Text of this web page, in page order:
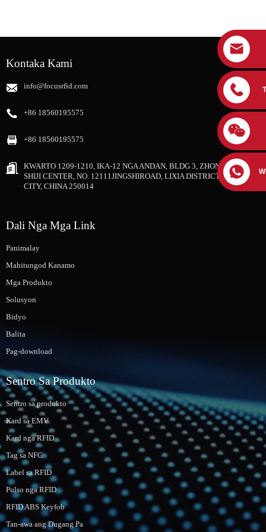
Kontaka Kami
info@focusrfid.com
+86 18560195575
+86 18560195575
KWARTO 1209-1210, IKA-12 NGA ANDAN, BLDG 3, ZHONGRUNG
SHIJI CENTER, NO. 12111JINGSHIROAD, LIXIA DISTRICT, JINAN
CITY, CHINA 250014
Dali Nga Mga Link
Panimalay
Mahitungod Kanamo
Mga Produkto
Solusyon
Bidyo
Balita
Pag-download
Sentro Sa Produkto
Sentro sa produkto
Kard sa EMV
Kard nga RFID
Tag sa NFC
Label sa RFID
Pulso nga RFID
RFID ABS Keyfob
Tan-awa ang Dugang Pa